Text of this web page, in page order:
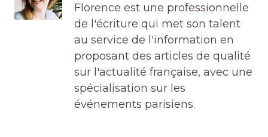
Florence est une professionnelle
de l'écriture qui met son talent
au service de l'information en
proposant des articles de qualité
sur l'actualité française, avec une
spécialisation sur les
événements parisiens.